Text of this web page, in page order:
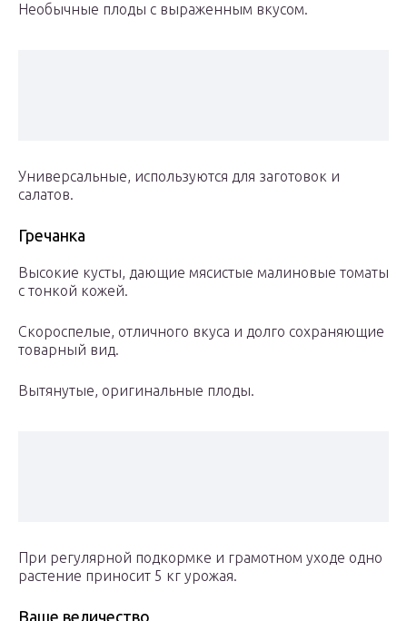
Необычные плоды с выраженным вкусом.
Универсальные, используются для заготовок и
салатов.
Гречанка
Высокие кусты, дающие мясистые малиновые томаты
с тонкой кожей.
Скороспелые, отличного вкуса и долго сохраняющие
товарный вид.
Вытянутые, оригинальные плоды.
При регулярной подкормке и грамотном уходе одно
растение приносит 5 кг урожая.
Ваше величество